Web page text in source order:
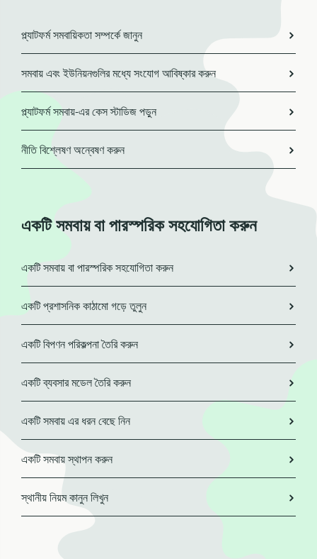
প্ল্যাটফর্ম সমবায়িকতা সম্পর্কে জানুন
সমবায় এবং ইউনিয়নগুলির মধ্যে সংযোগ আবিষ্কার করুন
প্ল্যাটফর্ম সমবায়-এর কেস স্টাডিজ পড়ুন
নীতি বিশ্লেষণ অন্বেষণ করুন
একটি সমবায় বা পারস্পরিক সহযোগিতা করুন
একটি সমবায় বা পারস্পরিক সহযোগিতা করুন
একটি প্রশাসনিক কাঠামো গড়ে তুলুন
একটি বিপণন পরিকল্পনা তৈরি করুন
একটি ব্যবসার মডেল তৈরি করুন
একটি সমবায় এর ধরন বেছে নিন
একটি সমবায় স্থাপন করুন
স্থানীয় নিয়ম কানুন লিখুন